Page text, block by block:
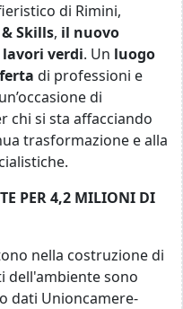
di Rimini,
& Skills, il nuovo
verdi. Un luogo
di professioni e
di
chi si sta affacciando
trasformazione e alla
PER 4,2 MILIONI DI
nella costruzione di
dell'ambiente sono
dati Unioncamere-